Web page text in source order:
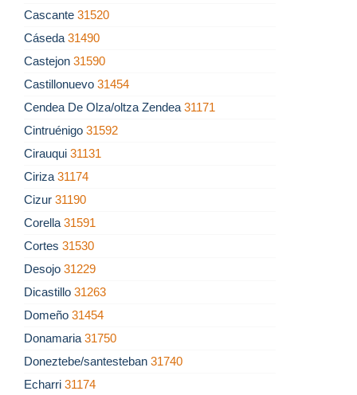
Cascante 31520
Cáseda 31490
Castejon 31590
Castillonuevo 31454
Cendea De Olza/oltza Zendea 31171
Cintruénigo 31592
Cirauqui 31131
Ciriza 31174
Cizur 31190
Corella 31591
Cortes 31530
Desojo 31229
Dicastillo 31263
Domeño 31454
Donamaria 31750
Doneztebe/santesteban 31740
Echarri 31174